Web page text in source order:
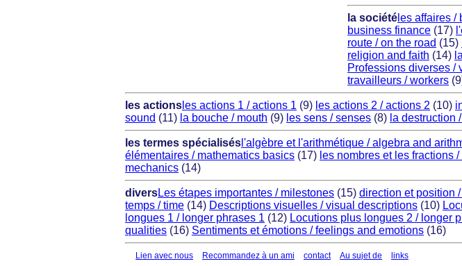
la société les affaires /
business finance (17)
route / on the road (15)
religion and faith (14)
Professions diverses /
travailleurs / workers
les actions les actions 1 / actions 1 (9) les actions 2 / actions 2 (10)
sound (11) la bouche / mouth (9) les sens / senses (8) la destruction
les termes spécialisés l'algèbre et l'arithmétique / algebra and
élémentaires / mathematics basics (17) les nombres et les fractions
mechanics (14)
diversLes étapes importantes / milestones (15) direction et position
temps / time (14) Descriptions visuelles / visual descriptions (10)
longues 1 / longer phrases 1 (12) Locutions plus longues 2 / longer
qualities (16) Sentiments et émotions / feelings and emotions (16)
Lien avec nous Recommandez à un ami contact Au sujet de links